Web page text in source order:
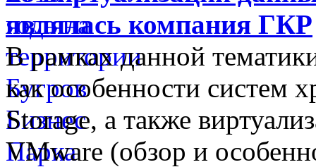
являлась компания ГКР
В рамках данной
как особенности систем
Storage, а также
VMware (обзор и